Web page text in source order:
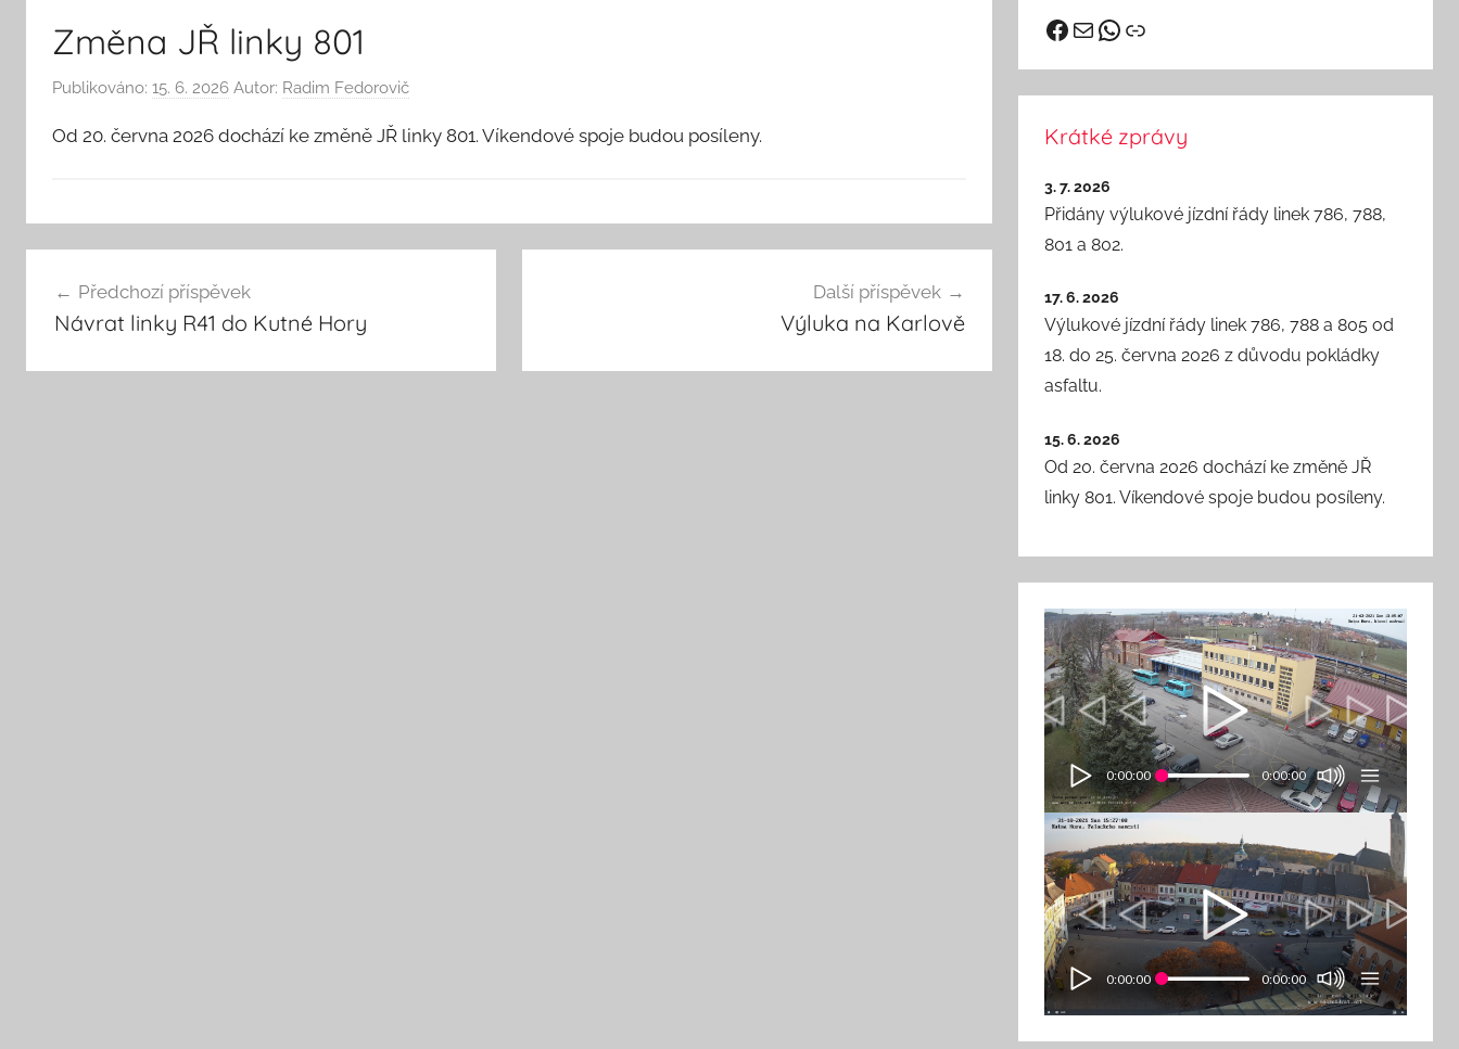
Změna JŘ linky 801
Publikováno: 15. 6. 2026 Autor: Radim Fedorovič
Od 20. června 2026 dochází ke změně JŘ linky 801. Víkendové spoje budou posíleny.
á
pro Předchozí příspěvek
Návrat linky R41 do Kutné Hory
Další příspěvek
Výluka na Karlově
Facebook
vhd@kutnahora.cz
WhatsApp
Odkaz
Krátké zprávy
3. 7. 2026
Přidány výlukové jízdní řády linek 786, 788,
801 a 802.
17. 6. 2026
Výlukové jízdní řády linek 786, 788 a 805 od
18. do 25. června 2026 z důvodu pokládky
asfaltu.
15. 6. 2026
Od 20. června 2026 dochází ke změně JŘ
linky 801. Víkendové spoje budou posíleny.
0:00:00 0:00:00
0:00:00 0:00:00